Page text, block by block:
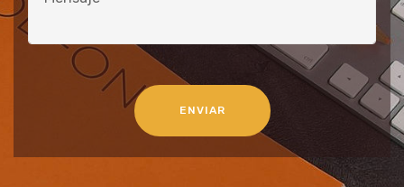
ENVIAR